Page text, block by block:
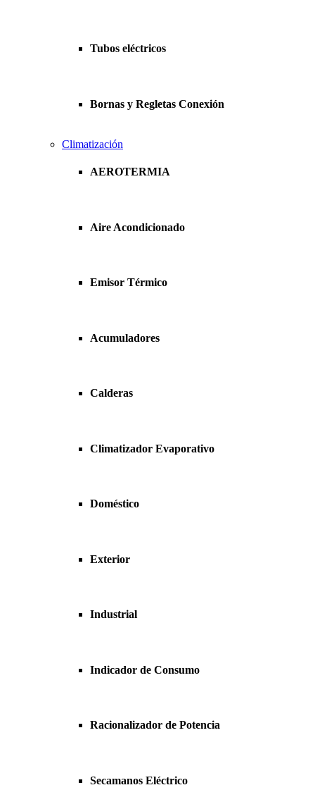
Tubos eléctricos
Bornas y Regletas Conexión
Climatización
AEROTERMIA
Aire Acondicionado
Emisor Térmico
Acumuladores
Calderas
Climatizador Evaporativo
Doméstico
Exterior
Industrial
Indicador de Consumo
Racionalizador de Potencia
Secamanos Eléctrico